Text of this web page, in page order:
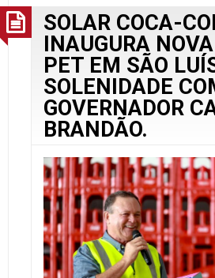
SOLAR COCA-
INAUGURA
PET EM SÃO
SOLENIDADE
GOVERNADOR
BRANDÃO.